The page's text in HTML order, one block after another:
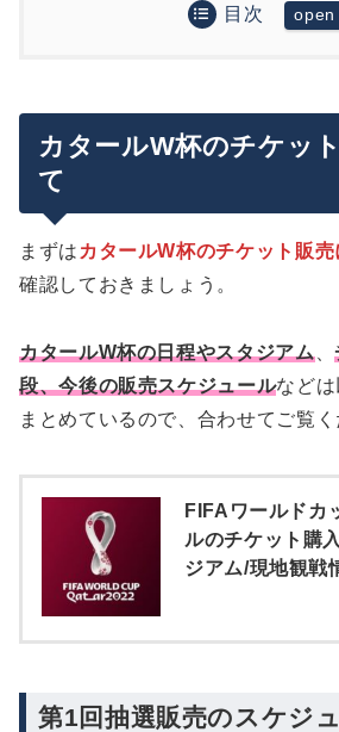
目次
公式チケット販売サイトにア
個別チケット（IMT）の場合
4会場チケット（FST）の場
申し込み時点では支払い情報
当選結果はいつ分かる？落ち
当選したチケットは全て買わ
チケットの支払いはいつ？
当たりやすいチケットの狙い
まとめ
カタールW杯のチケッ
て
まずは カタールW杯のチケット販
確認しておきましょう。
カタールW杯の日程やスタジアム、
段、今後の販売スケジュールなどは
まとめているので、合わせてご覧く
FIFAワールドカ
ルのチケット購
ジアム/現地観戦
第1回抽選販売のスケジ